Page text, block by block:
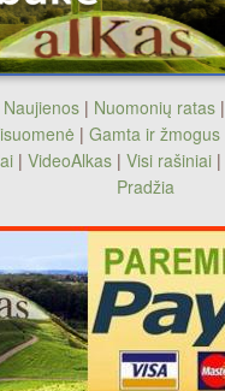
Naujienos| Nuomonių ratas|
| Gamta ir žmogus
| VideoAlkas | Visi rašiniai |
Pradžia